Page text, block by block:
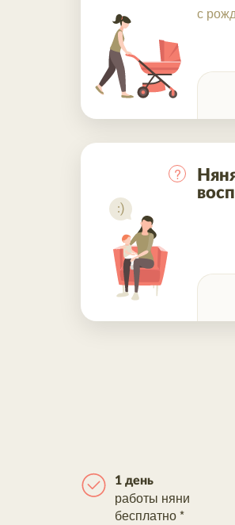
с
?
1 день
работы няни
бесплатно *